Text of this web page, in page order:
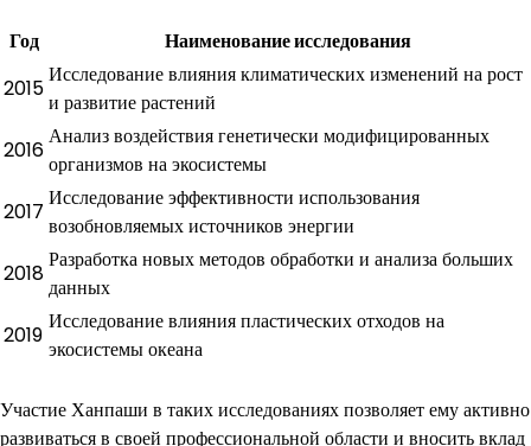
Год
Наименование исследования
2015
Исследование влияния климатических изменений на рост
и развитие растений
2016
Анализ воздействия генетически модифицированных
организмов на экосистемы
2017
Исследование эффективности использования
возобновляемых источников энергии
2018
Разработка новых методов обработки и анализа больших
данных
2019
Исследование влияния пластических отходов на
экосистемы океана
Участие Ханпаши в таких исследованиях позволяет ему активно
развиваться в своей профессиональной области и вносить вклад